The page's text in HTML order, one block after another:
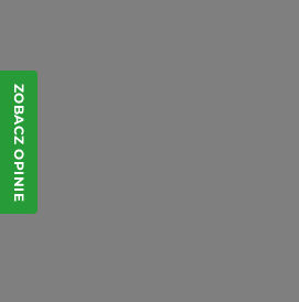
ZOBACZ OPINIE